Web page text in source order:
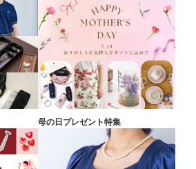
母の日プレゼント特集